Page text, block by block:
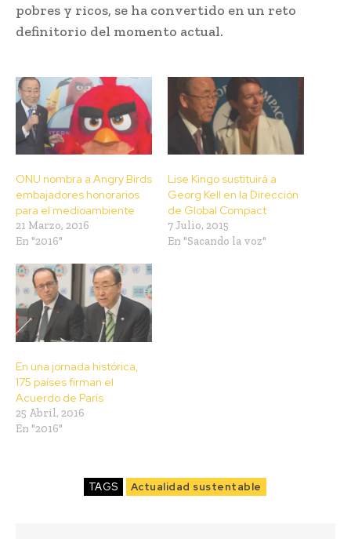
pobres y ricos, se ha convertido en un reto
definitorio del momento actual.
ONU nombra a Angry Birds
embajadores honorarios
para el medioambiente
21 Marzo, 2016
En "2016"
Lise Kingo sustituirá a
Georg Kell en la Dirección
de Global Compact
7 Julio, 2015
En "Sacando la voz"
En una jornada histórica,
175 países firman el
Acuerdo de París
25 Abril, 2016
En "2016"
TAGS Actualidad sustentable